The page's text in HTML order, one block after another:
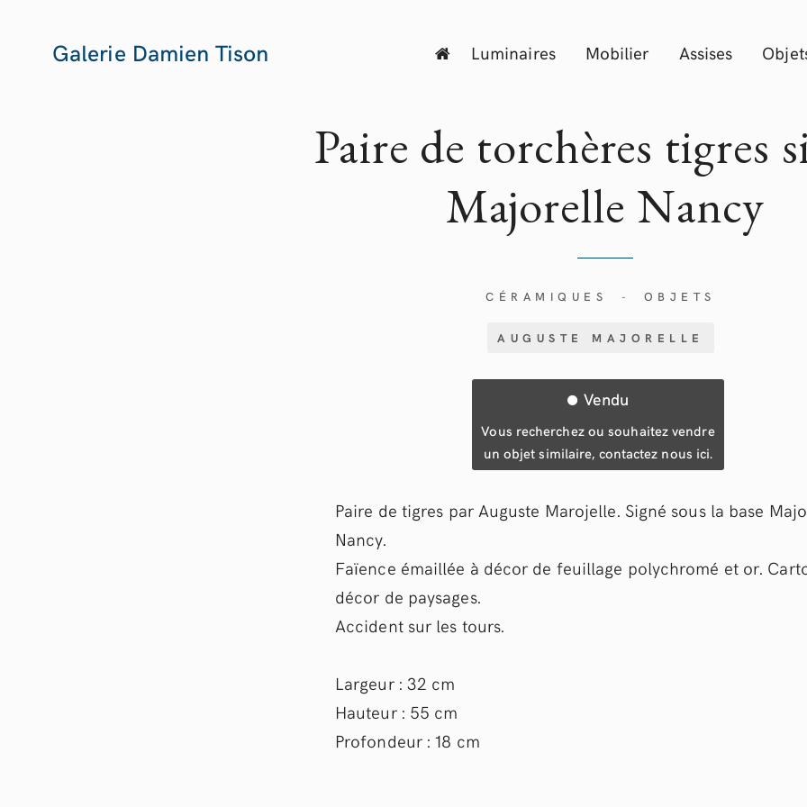
Galerie Damien Tison Luminaires Mobilier Assises
Paire de torchères tigres
Majorelle Nancy
CÉRAMIQUES - OBJETS
AUGUSTE MAJORELLE
Vendu
Vous recherchez ou souhaitez vendre
un objet similaire, contactez nous ici.
Paire de tigres par Auguste Marojelle. Signé sous la base
Nancy.
Faïence émaillée à décor de feuillage polychromé et or.
décor de paysages.
Accident sur les tours.
Largeur : 32 cm
Hauteur : 55 cm
Profondeur : 18 cm